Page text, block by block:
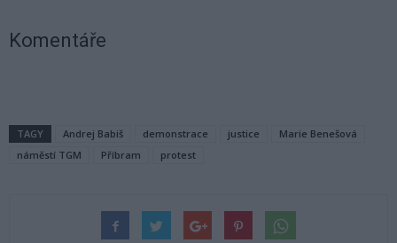
Komentáře
TAGY Andrej Babiš demonstrace justice
Marie Benešová
náměstí TGM
Příbram protest